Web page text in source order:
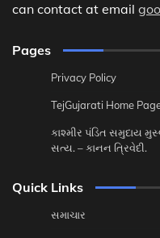
can contact at email
Pages
Privacy Policy
TejGujarati Home
કાશ્મીર પંડિત સમુદાય
સત્ય. – કાનન ત્રિવેદી.
Quick Links
સમાચાર